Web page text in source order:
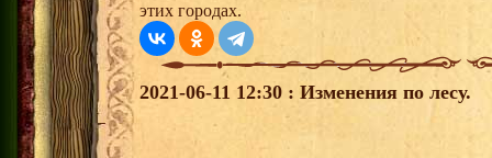
этих городах.
2021-06-11 12:30 : Изменения по лесу.